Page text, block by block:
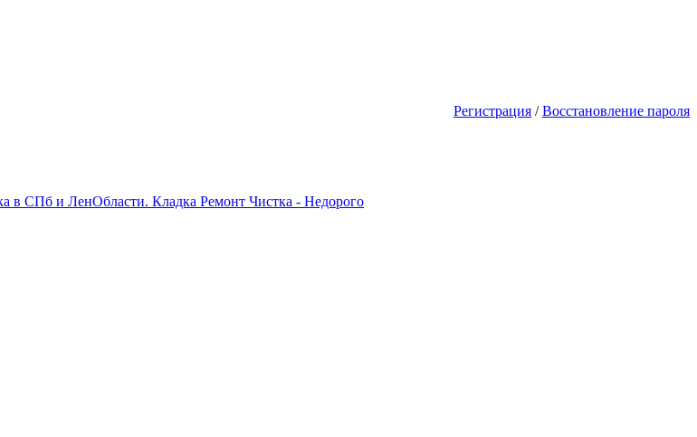
бесплатно! Ты будешь первым! Акции Скидки!
Регистрация / Восстановление пароля
в СПб и ЛенОбласти. Кладка Ремонт Чистка - Недорого